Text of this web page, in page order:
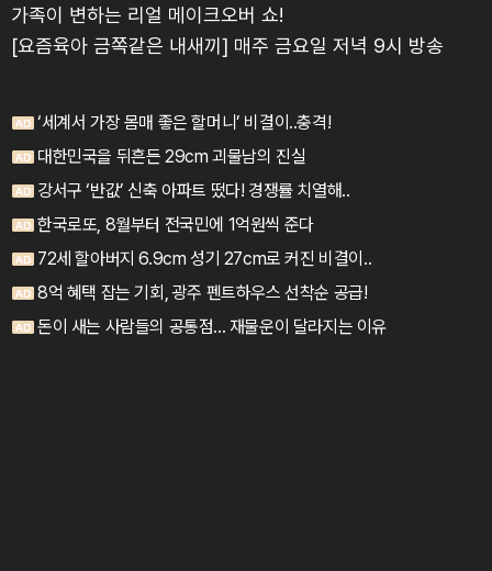
가족이 변하는 리얼 메이크오버 쇼!
[요즘육아 금쪽같은 내새끼] 매주 금요일 저녁 9시 방송